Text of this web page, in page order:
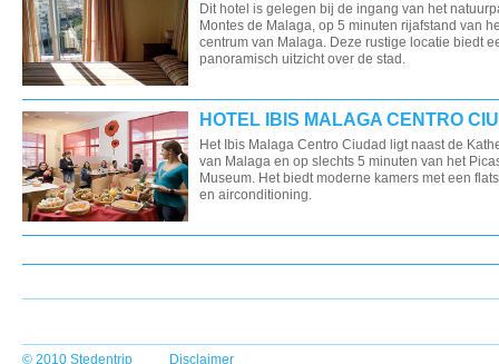
Dit hotel is gelegen bij de ingang van het
Montes de Malaga, op 5 minuten rijafstand van
centrum van Malaga. Deze rustige locatie biedt
panoramisch uitzicht over de stad.
HOTEL IBIS MALAGA CENTRO
Het Ibis Malaga Centro Ciudad ligt naast de
van Malaga en op slechts 5 minuten van het
Museum. Het biedt moderne kamers met een
en airconditioning.
© 2010 Stedentrip Disclaimer